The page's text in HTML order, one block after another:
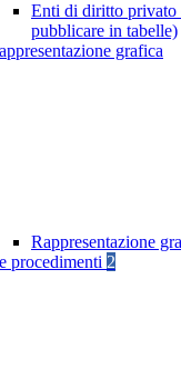
Enti di diritto privato
pubblicare in tabelle)
grafica
Rappresentazione
procedimenti 2